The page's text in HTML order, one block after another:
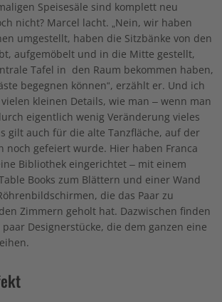
Speisesäle sind komplett neu
nicht? Marcel lacht. „Nein, wir haben
umgestellt, haben die Sitzbänke von den
aufgemöbelt und in die Mitte gestellt,
Tafel in den Raum bekommen haben,
begegnen können“, erzählt er. Und ich
kleinen Details, wie man – wenn man
eigentlich wenig Veränderung vieles
gilt auch für die alte Tanzfläche, auf der
noch gefeiert wurde. Hier haben Franca
Bibliothek eingerichtet – mit einem
Books zum Blättern und einer Wand
die das Paar zu
Zimmern geholt hat. Dazwischen finden
Designerstücke, die dem ganzen eine